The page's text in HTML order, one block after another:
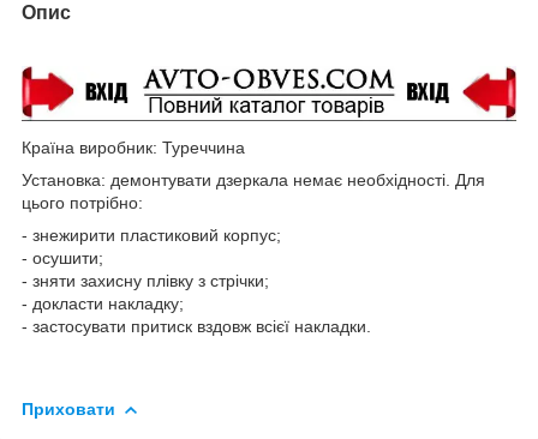
Опис
Країна виробник: Туреччина
Установка: демонтувати дзеркала немає необхідності. Для
цього потрібно:
- знежирити пластиковий корпус;
- осушити;
- зняти захисну плівку з стрічки;
- докласти накладку;
- застосувати притиск вздовж всієї накладки.
Приховати